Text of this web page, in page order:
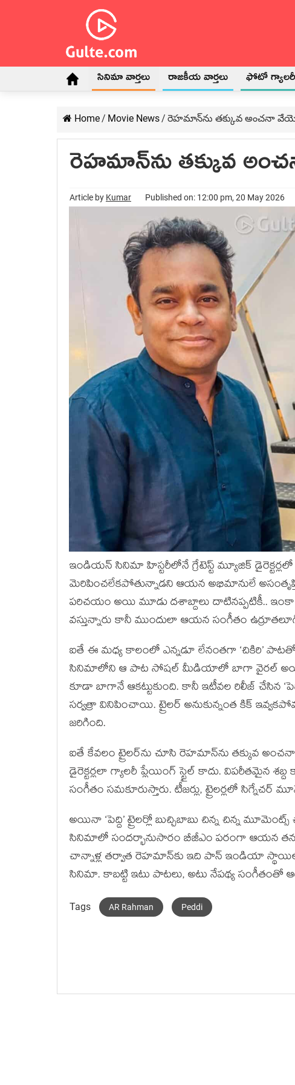
సినిమా వార్తలు రాజకీయ వార్తలు ఫోటో గ్యాలరీ
Home/ Movie News/ రెహమాన్‌ను తక్కువ అంచనా
రెహమాన్‌ను తక్కువ
Article by Kumar Published on: 12:00 pm, 20 May 2026
ఇండియన్ సినిమా హిస్టరీలోనే గ్రేటెస్ట్ మ్యూజిక్
మెరిపించలేకపోతున్నాడని ఆయన అభిమానులే అసంతృప్తి
పరిచయం అయి మూడు దశాబ్దాలు దాటినప్పటికీ..
వస్తున్నారు కానీ ముందులా ఆయన సంగీతం
ఐతే ఈ మధ్య కాలంలో ఎన్నడూ లేనంతగా ‘చికిరి’
సినిమాలోని ఆ పాట సోషల్ మీడియాలో బాగా వైరల్
కూడా బాగానే ఆకట్టుకుంది. కానీ ఇటీవల రిలీజ్ చేసిన
సర్వత్రా వినిపించాయి. ట్రైలర్ అనుకున్నంత కిక్
జరిగింది.
ఐతే కేవలం ట్రైలర్‌ను చూసి రెహమాన్‌ను తక్కువ
డైరెక్టర్లలా గ్యాలరీ ప్లేయింగ్ స్టైల్ కాదు. విపరీతమైన
సంగీతం సమకూరుస్తారు. టీజర్లు, ట్రైలర్లలో సిగ్నేచర్
అయినా ‘పెద్ది’ ట్రైలర్లో బుచ్చిబాబు చిన్న చిన్న
సినిమాలో సందర్భానుసారం బీజీఎం పరంగా ఆయన
చాన్నాళ్ల తర్వాత రెహమాన్‌కు ఇది పాన్ ఇండియా
సినిమా. కాబట్టి ఇటు పాటలు, అటు నేపథ్య
Tags AR Rahman Peddi